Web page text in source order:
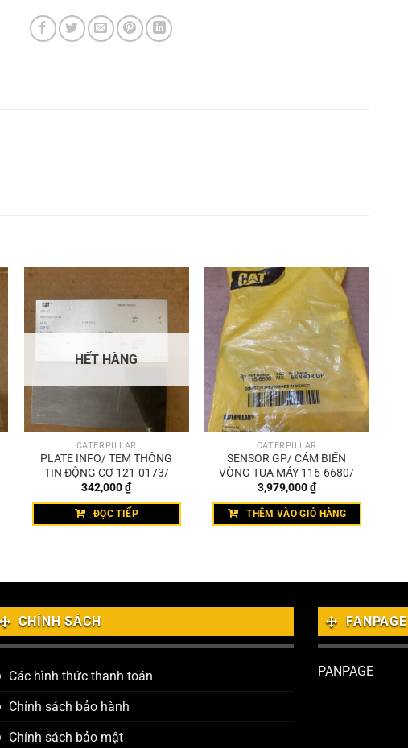
HẾT HÀNG
CATERPILLAR
PLATE INFO/ TEM THÔNG
TIN ĐỘNG CƠ 121-0173/
342,000₫
ĐỌC TIẾP
CATERPILLAR
SENSOR GP/ CẢM BIẾN
VÒNG TUA MÁY 116-6680/
3,979,000₫
THÊM VÀO GIỎ HÀNG
CHÍNH SÁCH
Các hình thức thanh toán
Chính sách bảo hành
Chính sách bảo mật
FANPAGE
PANPAGE